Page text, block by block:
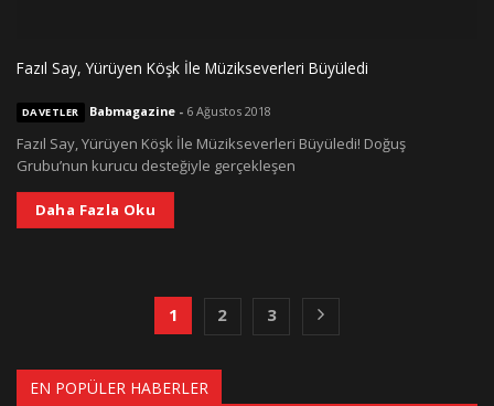
Fazıl Say, Yürüyen Köşk İle Müzikseverleri Büyüledi
DAVETLER Babmagazine- 6 Ağustos 2018
Fazıl Say, Yürüyen Köşk İle Müzikseverleri Büyüledi! Doğuş
Grubu’nun kurucu desteğiyle gerçekleşen
Daha Fazla Oku
1 2 3
EN POPÜLER HABERLER